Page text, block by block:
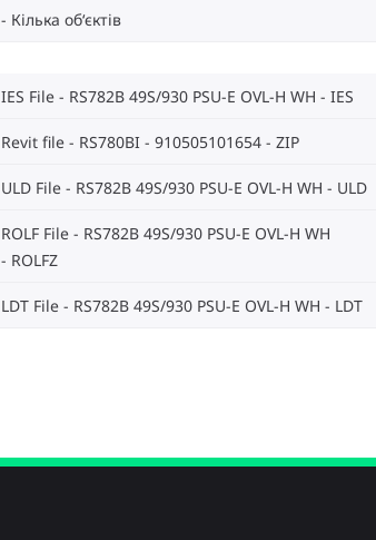
Кілька об‘єктів
IES File - RS782B 49S/930 PSU-E OVL-H WH IES
Revit file - RS780BI - 910505101654 ZIP
ULD File - RS782B 49S/930 PSU-E OVL-H WH ULD
ROLF File - RS782B 49S/930 PSU-E OVL-H WH
ROLFZ
LDT File - RS782B 49S/930 PSU-E OVL-H WH LDT